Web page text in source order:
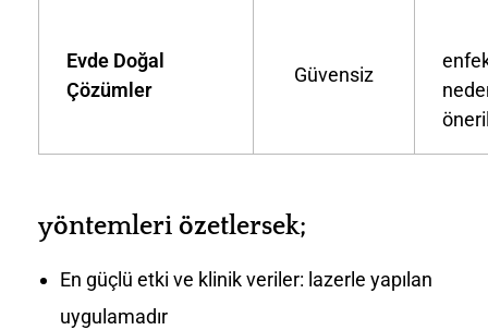
Evde Doğal
Çözümler
Güvensiz
yöntemleri özetlersek;
En güçlü etki ve klinik veriler: lazerle yapılan
uygulamadır